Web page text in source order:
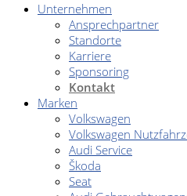
Unternehmen
Ansprechpartner
Standorte
Karriere
Sponsoring
Kontakt
Marken
Volkswagen
Volkswagen
Audi Service
Škoda
Seat